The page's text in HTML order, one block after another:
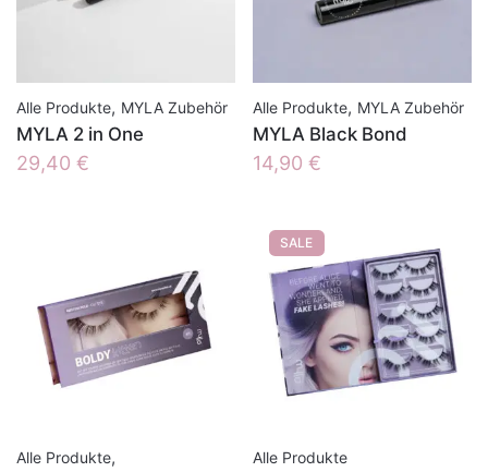
Alle Produkte, MYLA Zubehör
MYLA 2 in One
29,40 €
Alle Produkte, MYLA Zubehör
MYLA Black Bond
14,90 €
Alle Produkte,
SALE
Alle Produkte